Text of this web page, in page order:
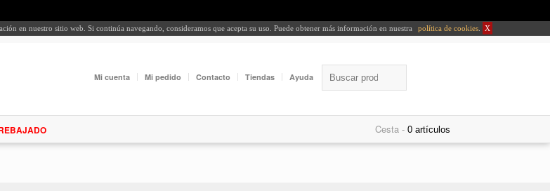
en nuestro sitio web. Si continúa navegando, consideramos que acepta su uso. Puede obtener más información en nuestra política de cookies X
Mi cuenta Mi pedido Contacto Tiendas Ayuda
Cesta -